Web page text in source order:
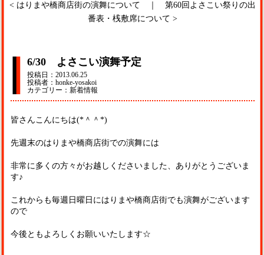
<はりまや橋商店街の演舞について
第60回よさこい祭りの出
番表・桟敷席について >
6/30 よさこい演舞予定
投稿日：2013.06.25
投稿者：honke-yosakoi
カテゴリー：新着情報
皆さんこんにちは(*＾＾*)
先週末のはりまや橋商店街での演舞には
非常に多くの方々がお越しくださいました、ありがとうございま
す♪
これからも毎週日曜日にはりまや橋商店街でも演舞がございます
ので
今後ともよろしくお願いいたします☆